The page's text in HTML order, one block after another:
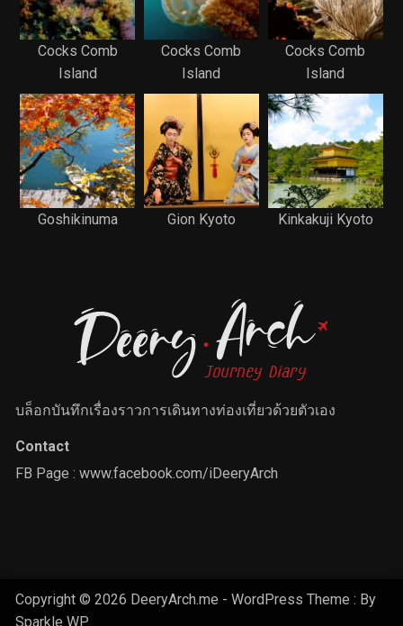
Cocks Comb
Island
Cocks Comb
Island
Cocks Comb
Island
Goshikinuma Gion Kyoto Kinkakuji Kyoto
บล็อกบันทึกเรื่องราวการเดินทางท่องเที่ยวด้วยตัวเอง
Contact
FB Page :www.facebook.com/iDeeryArch
Copyright © 2026 DeeryArch.me - WordPress Theme : By
Sparkle WP